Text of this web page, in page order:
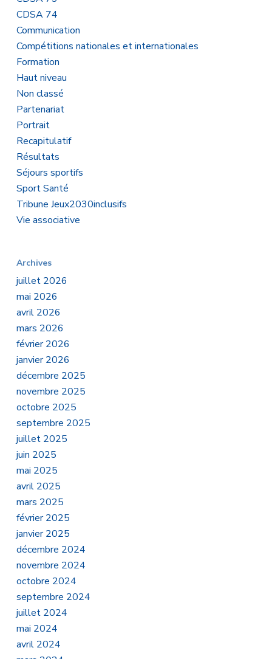
CDSA 74
Communication
Compétitions nationales et internationales
Formation
Haut niveau
Non classé
Partenariat
Portrait
Recapitulatif
Résultats
Séjours sportifs
Sport Santé
Tribune Jeux2030inclusifs
Vie associative
Archives
juillet 2026
mai 2026
avril 2026
mars 2026
février 2026
janvier 2026
décembre 2025
novembre 2025
octobre 2025
septembre 2025
juillet 2025
juin 2025
mai 2025
avril 2025
mars 2025
février 2025
janvier 2025
décembre 2024
novembre 2024
octobre 2024
septembre 2024
juillet 2024
mai 2024
avril 2024